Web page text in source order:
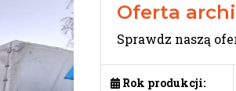
Oferta
Sprawdz naszą
Rok produkcji: